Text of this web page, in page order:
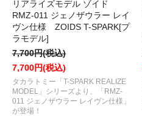
リアライズモデル ゾイド
RMZ-011 ジェノザウラー レイ
ヴン仕様 ZOIDS T-SPARK[プ
ラモデル]
7,700円(税込)
7,700円(税込)
タカラトミー「T-SPARK REALIZE
MODEL」シリーズより、「RMZ-
011 ジェノザウラー レイヴン仕様」
が登場！